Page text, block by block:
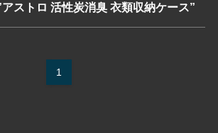
ストロ 活性炭消臭 衣類収納ケース”
1